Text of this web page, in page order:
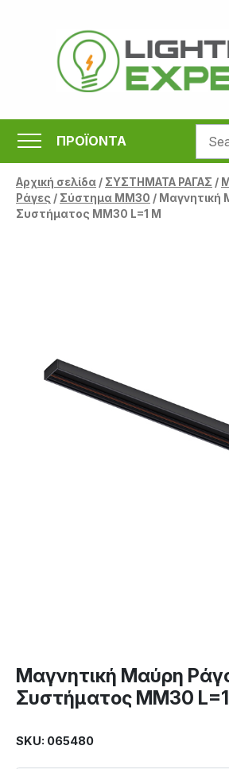
περιεχόμενο
ΠΡΟΪΟΝΤΑ
Αρχική σελίδα/ ΣΥΣΤΗΜΑΤΑ ΡΑΓΑΣ /
Ράγες / Σύστημα MM30 / Μαγνητική
Συστήματος ΜΜ30 L=1 M
Μαγνητική Μαύρη
Συστήματος ΜΜ30
SKU: 065480